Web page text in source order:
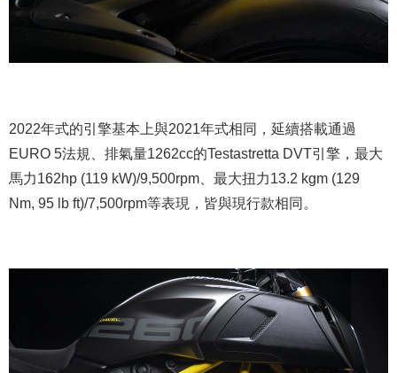
2022年式的引擎基本上與2021年式相同，延續搭載通過
EURO 5法規、排氣量1262cc的Testastretta DVT引擎，最大
馬力162hp (119 kW)/9,500rpm、最大扭力13.2 kgm (129
Nm, 95 lb ft)/7,500rpm等表現，皆與現行款相同。